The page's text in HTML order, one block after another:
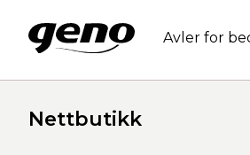
Avler for
Nettbutikk